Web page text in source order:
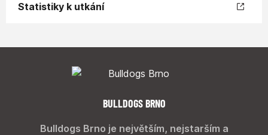
Statistiky k utkání
BULLDOGS BRNO
Bulldogs Brno je největším, nejstarším a